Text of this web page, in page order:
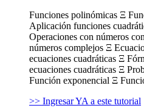
Funciones polinómicas Ξ
Aplicación funciones
Operaciones con números
números complejos Ξ
ecuaciones cuadráticas Ξ
ecuaciones cuadráticas Ξ
Función exponencial Ξ
>> Ingresar YA a este tutorial